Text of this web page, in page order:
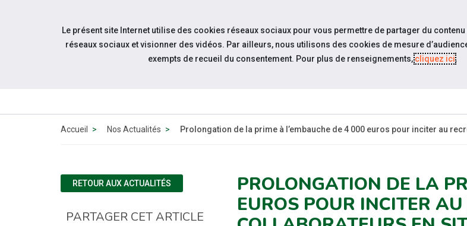
Aller au contenu
QUI SOMMES-
Accueil Nos Actualités Prolongation de la prime à l’embauche de 4 000 euros pour inciter au
PROLONGATION DE LA
EUROS POUR INCITER
RETOUR AUX ACTUALITÉS
PARTAGER CET ARTICLE
Le présent site Internet utilise des cookies réseaux sociaux pour vous permettre de partager du
réseaux sociaux et visionner des vidéos. Par ailleurs, nous utilisons des cookies de mesure
exempts de recueil du consentement. Pour plus de renseignements,cliquez ici.